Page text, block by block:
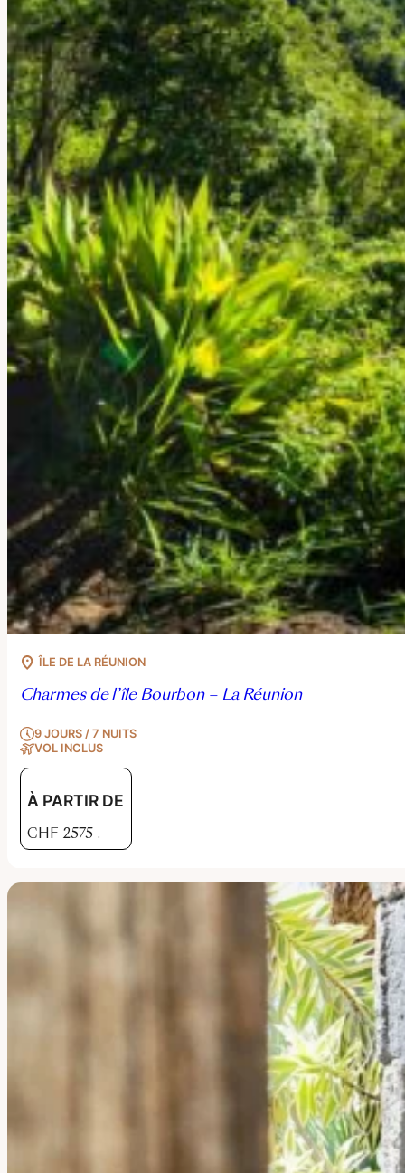
ÎLE DE LA RÉUNION
Charmes de l’île Bourbon – La Réunion
9 JOURS / 7 NUITS
VOL INCLUS
À PARTIR DE
CHF 2575 .-